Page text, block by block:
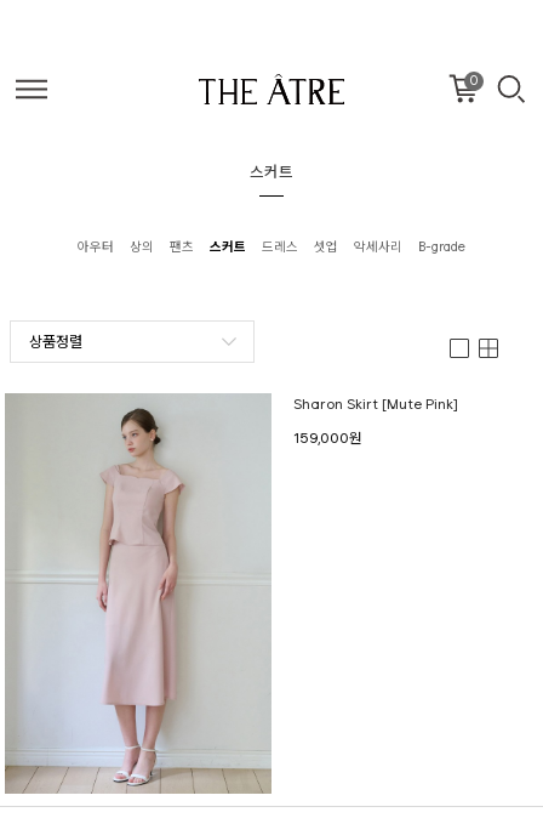
0
스커트
아우터 상의 팬츠 스커트 드레스 셋업 악세사리 B-grade
상품정렬
Sharon Skirt [Mute Pink]
159,000원